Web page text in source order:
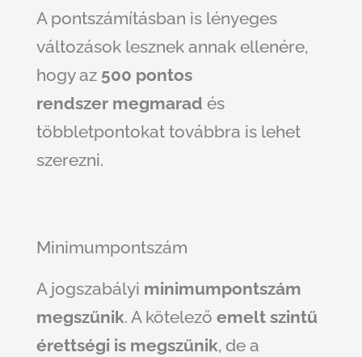
A pontszámításban is lényeges
változások lesznek annak ellenére,
hogy az 500 pontos
rendszer megmarad és
többletpontokat továbbra is lehet
szerezni.
Minimumpontszám
A jogszabályi minimumpontszám
megszűnik. A kötelező emelt szintű
érettségi is megszűnik, de a